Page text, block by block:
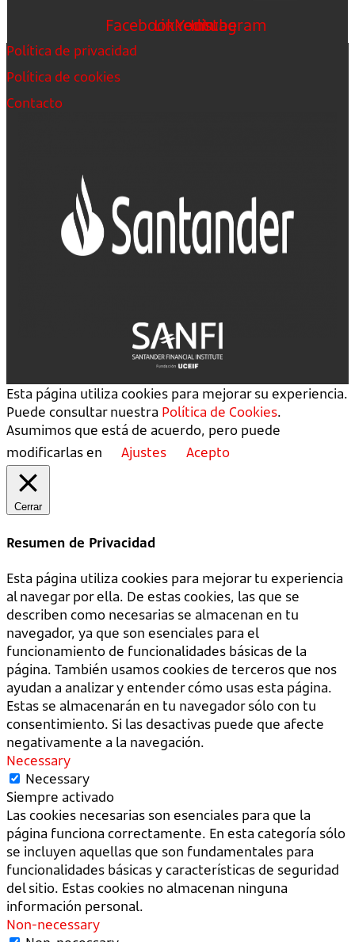
FacebookLinkedin
Youtube
Instagram
Política de privacidad
Política de cookies
Contacto
Esta página utiliza cookies para mejorar su experiencia.
Puede consultar nuestra Política de Cookies.
Asumimos que está de acuerdo, pero puede
modificarlas en
Ajustes Acepto
Cerrar
Resumen de Privacidad
Esta página utiliza cookies para mejorar tu experiencia
al navegar por ella. De estas cookies, las que se
describen como necesarias se almacenan en tu
navegador, ya que son esenciales para el
funcionamiento de funcionalidades básicas de la
página. También usamos cookies de terceros que nos
ayudan a analizar y entender cómo usas esta página.
Estas se almacenarán en tu navegador sólo con tu
consentimiento. Si las desactivas puede que afecte
negativamente a la navegación.
Necessary
Necessary
Siempre activado
Las cookies necesarias son esenciales para que la
página funciona correctamente. En esta categoría sólo
se incluyen aquellas que son fundamentales para
funcionalidades básicas y características de seguridad
del sitio. Estas cookies no almacenan ninguna
información personal.
Non-necessary